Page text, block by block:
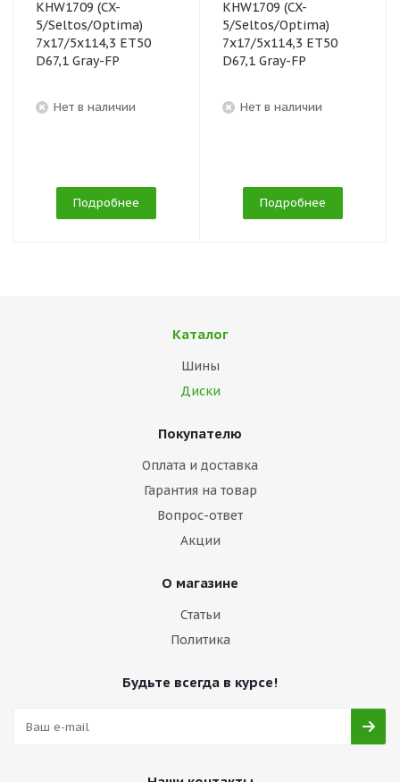
KHW1709 (CX-
5/Seltos/Optima)
7x17/5x114,3 ET50
D67,1 Gray-FP
Нет в наличии
Подробнее
KHW1709 (CX-
5/Seltos/Optima)
7x17/5x114,3 ET50
D67,1 Gray-FP
Нет в наличии
Подробнее
Каталог
Шины
Диски
Покупателю
Оплата и доставка
Гарантия на товар
Вопрос-ответ
Акции
О магазине
Статьи
Политика
Будьте всегда в курсе!